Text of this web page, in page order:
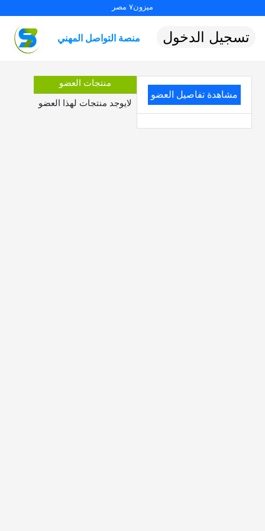
ميزون٧ مصر
منصة التواصل المهني تسجيل الدخول
مشاهدة تفاصيل العضو
منتجات العضو
لايوجد منتجات لهذا العضو